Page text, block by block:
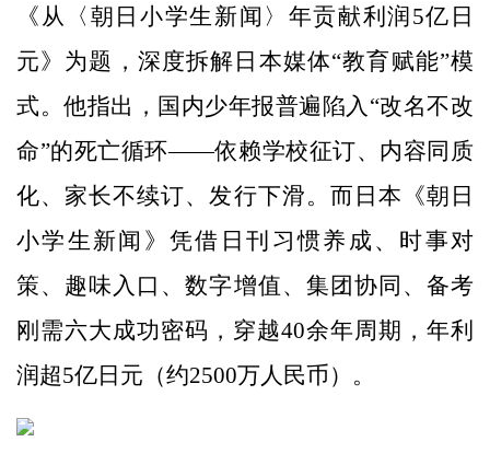
《从〈朝日小学生新闻〉年贡献利润5亿日
元》为题，深度拆解日本媒体“教育赋能”模
式。他指出，国内少年报普遍陷入“改名不改
命”的死亡循环——依赖学校征订、内容同质
化、家长不续订、发行下滑。而日本《朝日
小学生新闻》凭借日刊习惯养成、时事对
策、趣味入口、数字增值、集团协同、备考
刚需六大成功密码，穿越40余年周期，年利
润超5亿日元（约2500万人民币）。